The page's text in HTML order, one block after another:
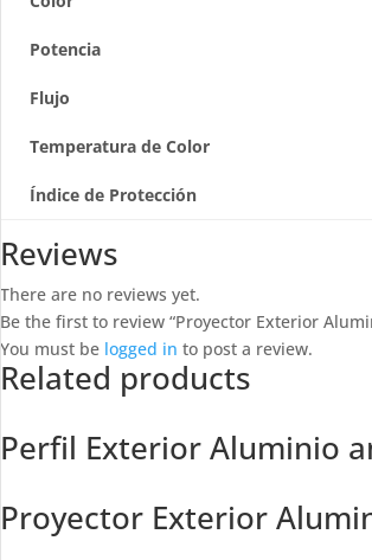
Potencia
Flujo
Temperatura de Color
Índice de Protección
Reviews
There are no reviews yet.
Be the first to review “Proyector Exterior
You must be logged in to post a review.
Related products
Perfil Exterior Aluminio
Proyector Exterior